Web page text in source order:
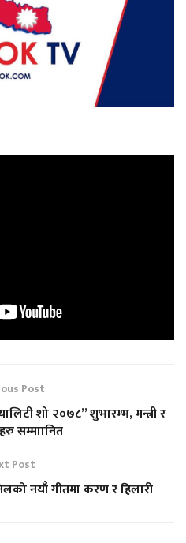
Post
शो २०७८” शुभारम्भ, मन्त्री र
सम्माानित
Post
नयाँ गीतमा करण र हिलारी